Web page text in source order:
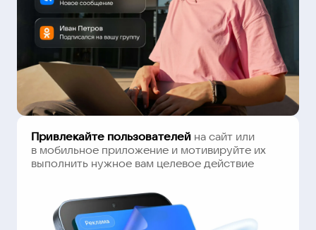
Привлекайте пользователей на сайт или
в мобильное приложение и мотивируйте их
выполнить нужное вам целевое действие